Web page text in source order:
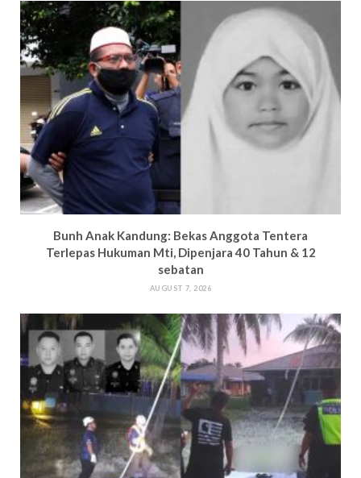
Bunh Anak Kandung: Bekas Anggota Tentera
Terlepas Hukuman Mti, Dipenjara 40 Tahun & 12
sebatan
AUGUST 7, 2026